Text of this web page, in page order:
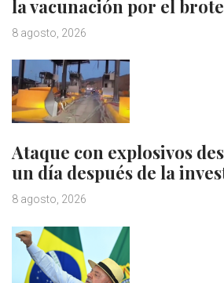
la vacunación por el
8 agosto, 2026
Ataque con explosivos
un día después de la
8 agosto, 2026